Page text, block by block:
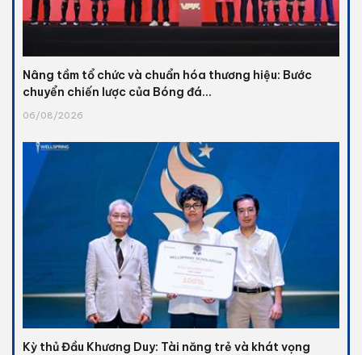
Nâng tầm tổ chức và chuẩn hóa thương hiệu: Bước
chuyển chiến lược của Bóng đá...
06/08/2026
Kỳ thủ Đầu Khương Duy: Tài năng trẻ và khát vọng